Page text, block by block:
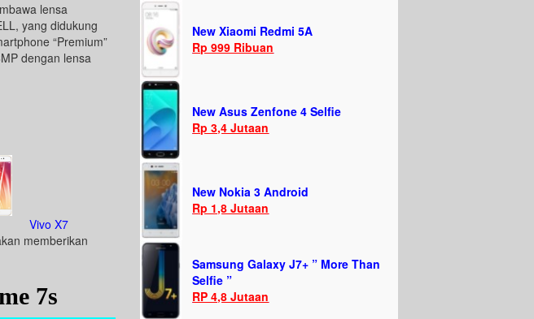
lensa
yang didukung
“Premium”
dengan lensa
Vivo X7
memberikan
7s
New Xiaomi Redmi 5A
Rp 999 Ribuan
New Asus Zenfone 4 Selfie
Rp 3,4 Jutaan
New Nokia 3 Android
Rp 1,8 Jutaan
Samsung Galaxy J7+ ” More Than
Selfie ”
RP 4,8 Jutaan